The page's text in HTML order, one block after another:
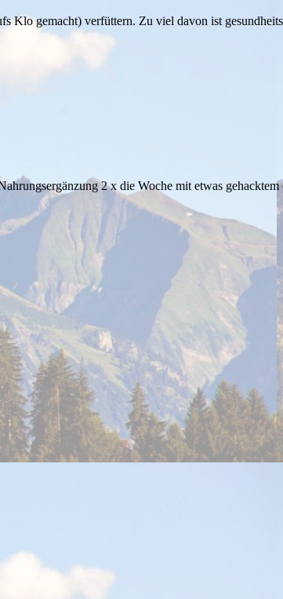
Klo gemacht) verfüttern. Zu viel davon ist
2 x die Woche mit etwas